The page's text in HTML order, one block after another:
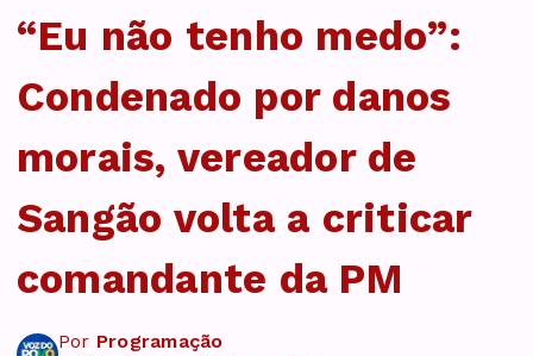
“Eu não tenho medo”:
Condenado por danos
morais, vereador de
Sangão volta a criticar
comandante da PM
Por Programação